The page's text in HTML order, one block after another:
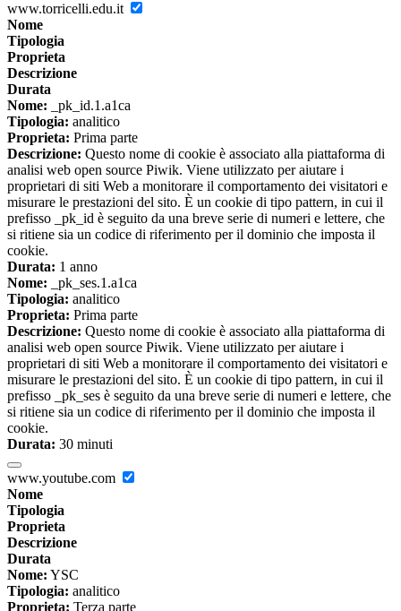
www.torricelli.edu.it
Nome
Tipologia
Proprieta
Descrizione
Durata
Nome: _pk_id.1.a1ca
Tipologia: analitico
Proprieta: Prima parte
Descrizione: Questo nome di cookie è associato alla piattaforma di
analisi web open source Piwik. Viene utilizzato per aiutare i
proprietari di siti Web a monitorare il comportamento dei visitatori e
misurare le prestazioni del sito. È un cookie di tipo pattern, in cui il
prefisso _pk_id è seguito da una breve serie di numeri e lettere, che
si ritiene sia un codice di riferimento per il dominio che imposta il
cookie.
Durata: 1 anno
Nome: _pk_ses.1.a1ca
Tipologia: analitico
Proprieta: Prima parte
Descrizione: Questo nome di cookie è associato alla piattaforma di
analisi web open source Piwik. Viene utilizzato per aiutare i
proprietari di siti Web a monitorare il comportamento dei visitatori e
misurare le prestazioni del sito. È un cookie di tipo pattern, in cui il
prefisso _pk_ses è seguito da una breve serie di numeri e lettere, che
si ritiene sia un codice di riferimento per il dominio che imposta il
cookie.
Durata: 30 minuti
www.youtube.com
Nome
Tipologia
Proprieta
Descrizione
Durata
Nome: YSC
Tipologia: analitico
Proprieta: Terza parte